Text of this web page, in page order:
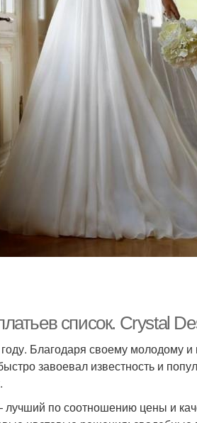
список. Crystal
Благодаря своему молодому
завоевал известность и
по соотношению цены и